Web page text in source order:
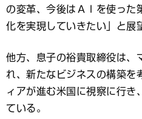
の変革、今後はＡＩを使った
化を実現していきたい」と展
他方、息子の裕貴取締役は、
れ、新たなビジネスの構築を
ィアが進む米国に視察に行き
ている。